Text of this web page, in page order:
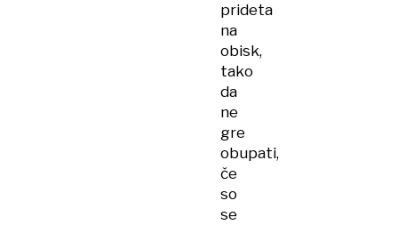
prideta
na
obisk,
tako
da
ne
gre
obupati,
če
so
se